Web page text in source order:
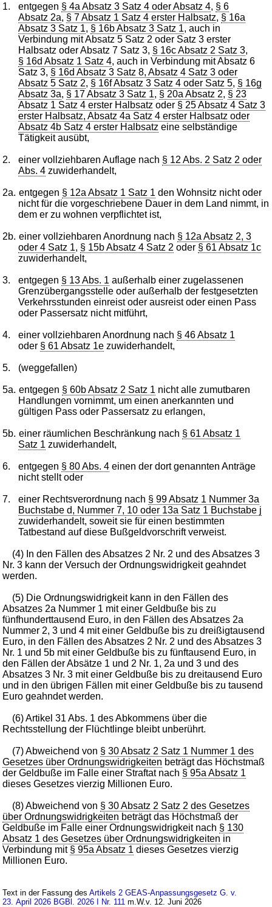
1. entgegen § 4a Absatz 3 Satz 4 oder Absatz 4, § 6
Absatz 2a, § 7 Absatz 1 Satz 4 erster Halbsatz, § 16a
Absatz 3 Satz 1, § 16b Absatz 3 Satz 1, auch in
Verbindung mit Absatz 5 Satz 2 oder Satz 3 erster
Halbsatz oder Absatz 7 Satz 3, § 16c Absatz 2 Satz 3,
§ 16d Absatz 1 Satz 4, auch in Verbindung mit Absatz 6
Satz 3, § 16d Absatz 3 Satz 8, Absatz 4 Satz 3 oder
Absatz 5 Satz 2, § 16f Absatz 3 Satz 4 oder Satz 5, § 16g
Absatz 3a, § 17 Absatz 3 Satz 1, § 20a Absatz 2, § 23
Absatz 1 Satz 4 erster Halbsatz oder § 25 Absatz 4 Satz 3
erster Halbsatz, Absatz 4a Satz 4 erster Halbsatz oder
Absatz 4b Satz 4 erster Halbsatz eine selbständige
Tätigkeit ausübt,
2. einer vollziehbaren Auflage nach § 12 Abs. 2 Satz 2 oder
Abs. 4 zuwiderhandelt,
2a. entgegen § 12a Absatz 1 Satz 1 den Wohnsitz nicht oder
nicht für die vorgeschriebene Dauer in dem Land nimmt, in
dem er zu wohnen verpflichtet ist,
2b. einer vollziehbaren Anordnung nach § 12a Absatz 2, 3
oder 4 Satz 1, § 15b Absatz 4 Satz 2 oder § 61 Absatz 1c
zuwiderhandelt,
3. entgegen § 13 Abs. 1 außerhalb einer zugelassenen
Grenzübergangsstelle oder außerhalb der festgesetzten
Verkehrsstunden einreist oder ausreist oder einen Pass
oder Passersatz nicht mitführt,
4. einer vollziehbaren Anordnung nach § 46 Absatz 1
oder § 61 Absatz 1e zuwiderhandelt,
5. (weggefallen)
5a. entgegen § 60b Absatz 2 Satz 1 nicht alle zumutbaren
Handlungen vornimmt, um einen anerkannten und
gültigen Pass oder Passersatz zu erlangen,
5b. einer räumlichen Beschränkung nach § 61 Absatz 1
Satz 1 zuwiderhandelt,
6. entgegen § 80 Abs. 4 einen der dort genannten Anträge
nicht stellt oder
7. einer Rechtsverordnung nach § 99 Absatz 1 Nummer 3a
Buchstabe d, Nummer 7, 10 oder 13a Satz 1 Buchstabe j
zuwiderhandelt, soweit sie für einen bestimmten
Tatbestand auf diese Bußgeldvorschrift verweist.
(4) In den Fällen des Absatzes 2 Nr. 2 und des Absatzes 3
Nr. 3 kann der Versuch der Ordnungswidrigkeit geahndet
werden.
(5) Die Ordnungswidrigkeit kann in den Fällen des
Absatzes 2a Nummer 1 mit einer Geldbuße bis zu
fünfhunderttausend Euro, in den Fällen des Absatzes 2a
Nummer 2, 3 und 4 mit einer Geldbuße bis zu dreißigtausend
Euro, in den Fällen des Absatzes 2 Nr. 2 und des Absatzes 3
Nr. 1 und 5b mit einer Geldbuße bis zu fünftausend Euro, in
den Fällen der Absätze 1 und 2 Nr. 1, 2a und 3 und des
Absatzes 3 Nr. 3 mit einer Geldbuße bis zu dreitausend Euro
und in den übrigen Fällen mit einer Geldbuße bis zu tausend
Euro geahndet werden.
(6) Artikel 31 Abs. 1 des Abkommens über die
Rechtsstellung der Flüchtlinge bleibt unberührt.
(7) Abweichend von § 30 Absatz 2 Satz 1 Nummer 1 des
Gesetzes über Ordnungswidrigkeiten beträgt das Höchstmaß
der Geldbuße im Falle einer Straftat nach § 95a Absatz 1
dieses Gesetzes vierzig Millionen Euro.
(8) Abweichend von § 30 Absatz 2 Satz 2 des Gesetzes
über Ordnungswidrigkeiten beträgt das Höchstmaß der
Geldbuße im Falle einer Ordnungswidrigkeit nach § 130
Absatz 1 des Gesetzes über Ordnungswidrigkeiten in
Verbindung mit § 95a Absatz 1 dieses Gesetzes vierzig
Millionen Euro.
Text in der Fassung desArtikels 2 GEAS-Anpassungsgesetz G. v.
23. April 2026 BGBl. 2026 I Nr. 111 m.W.v. 12. Juni 2026